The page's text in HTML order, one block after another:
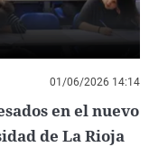
01/06/2026 14:14
en el nuevo
de La Rioja